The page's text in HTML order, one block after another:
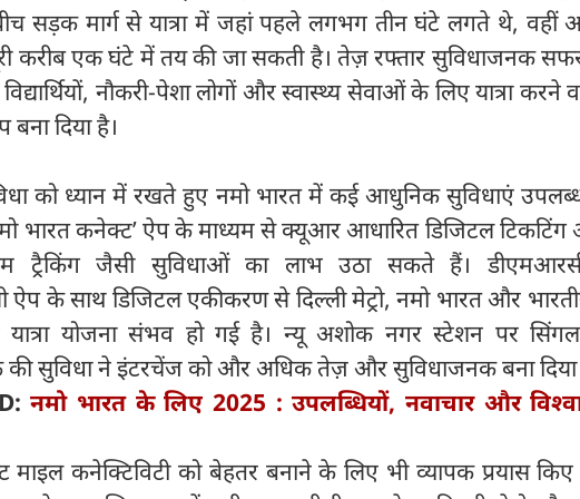
सड़क मार्ग से यात्रा में जहां पहले लगभग तीन घंटे लगते थे, वहीं
करीब एक घंटे में तय की जा सकती है। तेज़ रफ्तार सुविधाजनक
विद्यार्थियों, नौकरी-पेशा लोगों और स्वास्थ्य सेवाओं के लिए यात्रा करने
बना दिया है।
को ध्यान में रखते हुए नमो भारत में कई आधुनिक सुविधाएं
भारत कनेक्ट’ ऐप के माध्यम से क्यूआर आधारित डिजिटल टिकटिंग
ट्रैकिंग जैसी सुविधाओं का लाभ उठा सकते हैं।
के साथ डिजिटल एकीकरण से दिल्ली मेट्रो, नमो भारत और
योजना संभव हो गई है। न्यू अशोक नगर स्टेशन पर सिंगल-
की सुविधा ने इंटरचेंज को और अधिक तेज़ और सुविधाजनक बना दिया
नमो भारत के लिए 2025 : उपलब्धियों, नवाचार और
माइल कनेक्टिविटी को बेहतर बनाने के लिए भी व्यापक प्रयास